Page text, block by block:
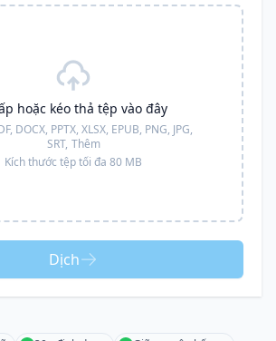
hoặc kéo thả tệp vào đây
DOCX, PPTX, XLSX, EPUB, PNG, JPG,
SRT, Thêm
Kích thước tệp tối đa 80 MB
Dịch